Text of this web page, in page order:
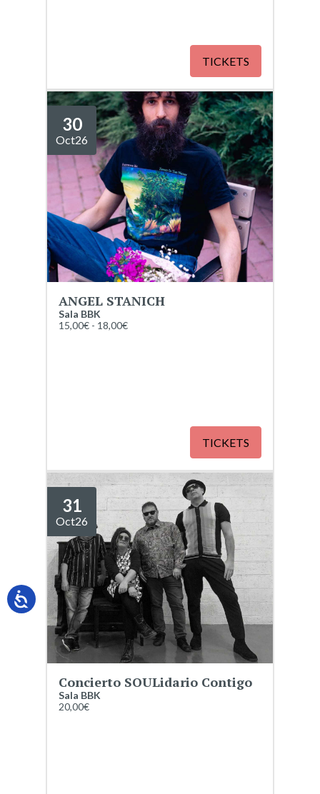
TICKETS
30
Oct26
ANGEL STANICH
Sala BBK
15,00€ - 18,00€
TICKETS
31
Oct26
Concierto SOULidario Contigo
Sala BBK
20,00€